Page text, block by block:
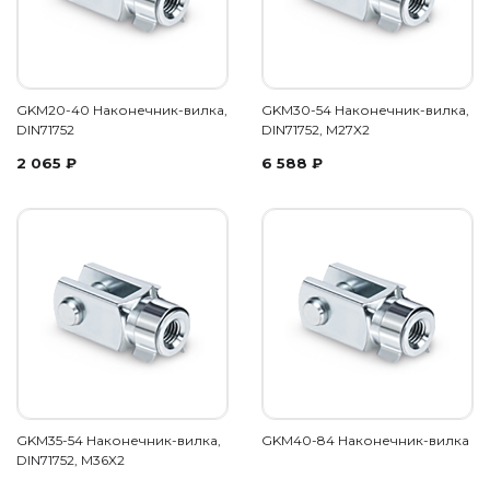
GKM20-40 Наконечник-вилка,
DIN71752
2 065 ₽
GKM30-54 Наконечник-вилка,
DIN71752, M27X2
6 588 ₽
GKM35-54 Наконечник-вилка,
DIN71752, M36X2
GKM40-84 Наконечник-вилка